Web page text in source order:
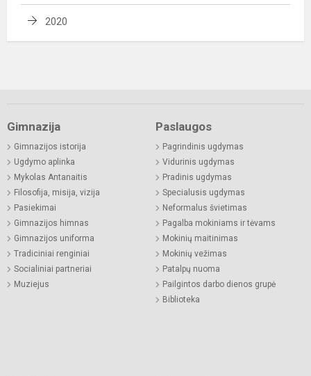
2020
Gimnazija
Gimnazijos istorija
Ugdymo aplinka
Mykolas Antanaitis
Filosofija, misija, vizija
Pasiekimai
Gimnazijos himnas
Gimnazijos uniforma
Tradiciniai renginiai
Socialiniai partneriai
Muziejus
Paslaugos
Pagrindinis ugdymas
Vidurinis ugdymas
Pradinis ugdymas
Specialusis ugdymas
Neformalus švietimas
Pagalba mokiniams ir tėvams
Mokinių maitinimas
Mokinių vežimas
Patalpų nuoma
Pailgintos darbo dienos grupė
Biblioteka